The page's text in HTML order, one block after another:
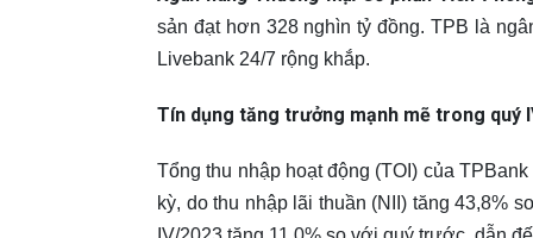
sản đạt hơn 328 nghìn tỷ đồng. TPB là
Livebank 24/7 rộng khắp.
Tín dụng tăng trưởng mạnh mẽ trong quý
Tổng thu nhập hoạt động (TOI) của
kỳ, do thu nhập lãi thuần (NII) tăng 43,8%